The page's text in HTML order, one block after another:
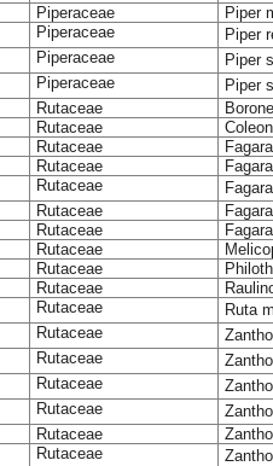
Piperaceae
Piper
Piperaceae
Piper
Piperaceae
Piper
Piperaceae
Piper
Rutaceae
Rutaceae
Rutaceae
Rutaceae
Rutaceae
Rutaceae
Rutaceae
Rutaceae
Rutaceae
Rutaceae
Rutaceae
Ruta
Rutaceae
Rutaceae
Rutaceae
Rutaceae
Rutaceae
Rutaceae